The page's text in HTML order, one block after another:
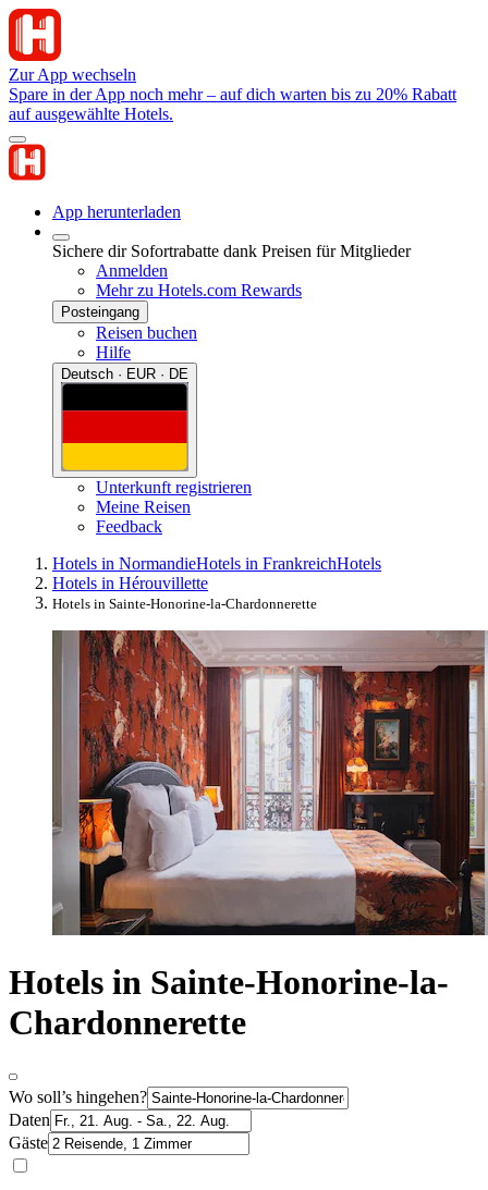
Zur App wechseln
Spare in der App noch mehr – auf dich warten bis zu 20% Rabatt
auf ausgewählte Hotels.
App herunterladen
Sichere dir Sofortrabatte dank Preisen für Mitglieder
Anmelden
Mehr zu Hotels.com Rewards
Posteingang
Reisen buchen
Hilfe
Deutsch · EUR · DE
Unterkunft registrieren
Meine Reisen
Feedback
Hotels in NormandieHotels in FrankreichHotels
Hotels in Hérouvillette
Hotels in Sainte-Honorine-la-Chardonnerette
Hotels in Sainte-Honorine-la-
Chardonnerette
Wo soll’s hingehen?
Daten
Gäste